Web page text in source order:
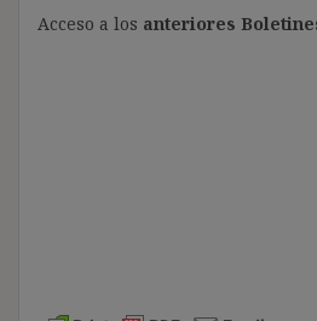
Acceso a los anteriores